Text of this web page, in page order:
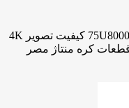
دسته بندی تلویزیون سایز 75 اینچ مدل 75U8000F کیفیت تصویر 4K
قطعات کره منتاژ مصر